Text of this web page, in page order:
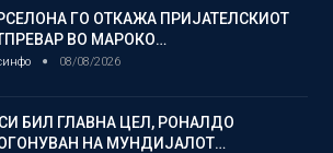
ГО ОТКАЖА ПРИЈАТЕЛСКИОТ
ВО МАРОКО…
08/08/2026
БИЛ ГЛАВНА ЦЕЛ, РОНАЛДО
НА МУНДИЈАЛОТ…